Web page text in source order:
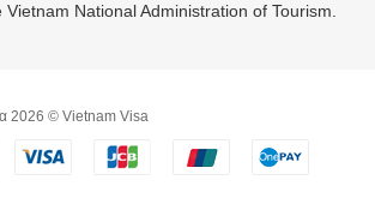
National Administration of Tourism.
2026 © Vietnam Visa